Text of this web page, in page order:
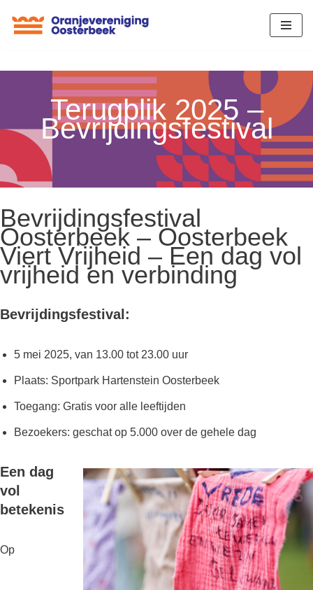
Terugblik 2025 –
Bevrijdingsfestival
Bevrijdingsfestival
Oosterbeek – Oosterbeek
Viert Vrijheid – Een dag vol
vrijheid en verbinding
Bevrijdingsfestival:
5 mei 2025, van 13.00 tot 23.00 uur
Plaats: Sportpark Hartenstein Oosterbeek
Toegang: Gratis voor alle leeftijden
Bezoekers: geschat op 5.000 over de gehele dag
Een dag
vol
betekenis
Op